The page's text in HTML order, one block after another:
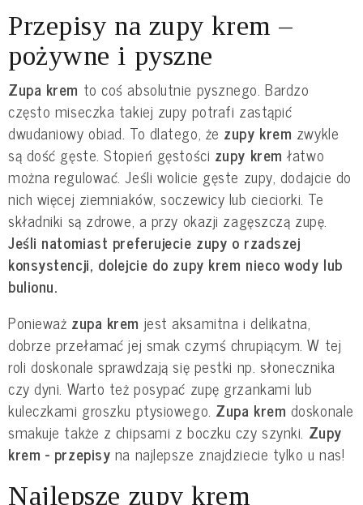
Przepisy na zupy krem –
pożywne i pyszne
Zupa krem to coś absolutnie pysznego. Bardzo
często miseczka takiej zupy potrafi zastąpić
dwudaniowy obiad. To dlatego, że zupy krem zwykle
są dość gęste. Stopień gęstości zupy krem łatwo
można regulować. Jeśli wolicie gęste zupy, dodajcie do
nich więcej ziemniaków, soczewicy lub cieciorki. Te
składniki są zdrowe, a przy okazji zagęszczą zupę.
Jeśli natomiast preferujecie zupy o rzadszej
konsystencji, dolejcie do zupy krem nieco wody lub
bulionu.
Ponieważ zupa krem jest aksamitna i delikatna,
dobrze przełamać jej smak czymś chrupiącym. W tej
roli doskonale sprawdzają się pestki np. słonecznika
czy dyni. Warto też posypać zupę grzankami lub
kuleczkami groszku ptysiowego. Zupa krem doskonale
smakuje także z chipsami z boczku czy szynki. Zupy
krem - przepisy na najlepsze znajdziecie tylko u nas!
Najlepsze zupy krem